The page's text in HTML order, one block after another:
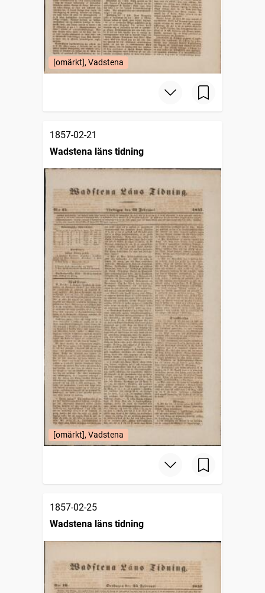
[omärkt], Vadstena
1857-02-21
Wadstena läns tidning
[omärkt], Vadstena
1857-02-25
Wadstena läns tidning